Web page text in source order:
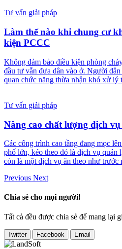
Tư vấn giải pháp
Làm thế nào khi chung cư
kiện PCCC
Không đảm bảo điều kiện phòng
đầu tư vẫn đưa dân vào ở. Người
quan chức năng thừa nhận khó xử lý
Tư vấn giải pháp
Nâng cao chất lượng dịch
Các công trình cao tầng đang mọc
phố lớn, kéo theo đó là dịch vụ quản
còn là một dịch vụ ăn theo như trước
Previous Next
Chia sẻ cho mọi người!
Tất cả đều được chia sẻ để mang lại
Twitter Facebook Email